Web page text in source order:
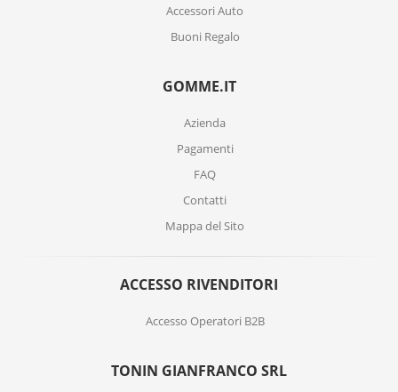
Accessori Auto
Buoni Regalo
GOMME.IT
Azienda
Pagamenti
FAQ
Contatti
Mappa del Sito
ACCESSO RIVENDITORI
Accesso Operatori B2B
TONIN GIANFRANCO SRL